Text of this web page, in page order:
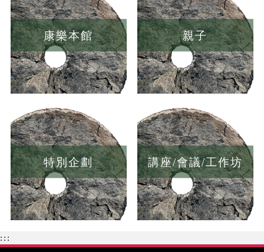
康樂本館 親子
特別企劃 講座/會議/工作坊
:::